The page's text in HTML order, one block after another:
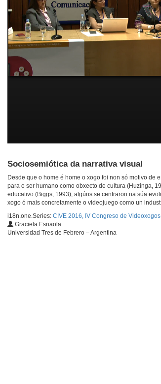
Sociosemiótica da narrativa visual
Desde que o home é home o xogo foi non só motivo
para o ser humano como obxecto de cultura (Huzinga,
educativo (Biggs, 1993), algúns se centraron na súa
xogo ó mais concretamente o videojuego como un
i18n.one.Series: CIVE 2016, IV Congreso de
Graciela Esnaola
Universidad Tres de Febrero – Argentina